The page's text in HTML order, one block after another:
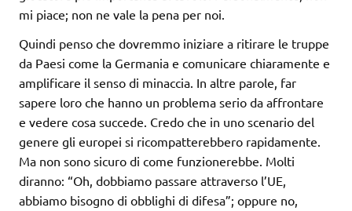
mi piace; non ne vale la pena per noi.
Quindi penso che dovremmo iniziare a ritirare le truppe
da Paesi come la Germania e comunicare chiaramente e
amplificare il senso di minaccia. In altre parole, far
sapere loro che hanno un problema serio da affrontare
e vedere cosa succede. Credo che in uno scenario del
genere gli europei si ricompatterebbero rapidamente.
Ma non sono sicuro di come funzionerebbe. Molti
diranno: “Oh, dobbiamo passare attraverso l’UE,
abbiamo bisogno di obblighi di difesa”; oppure no,